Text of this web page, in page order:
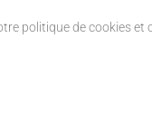
politique de cookies